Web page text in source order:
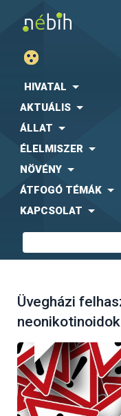
HIVATAL
AKTUÁLIS
ÁLLAT
ÉLELMISZER
NÖVÉNY
ÁTFOGÓ TÉMÁK
KAPCSOLAT
Üvegházi